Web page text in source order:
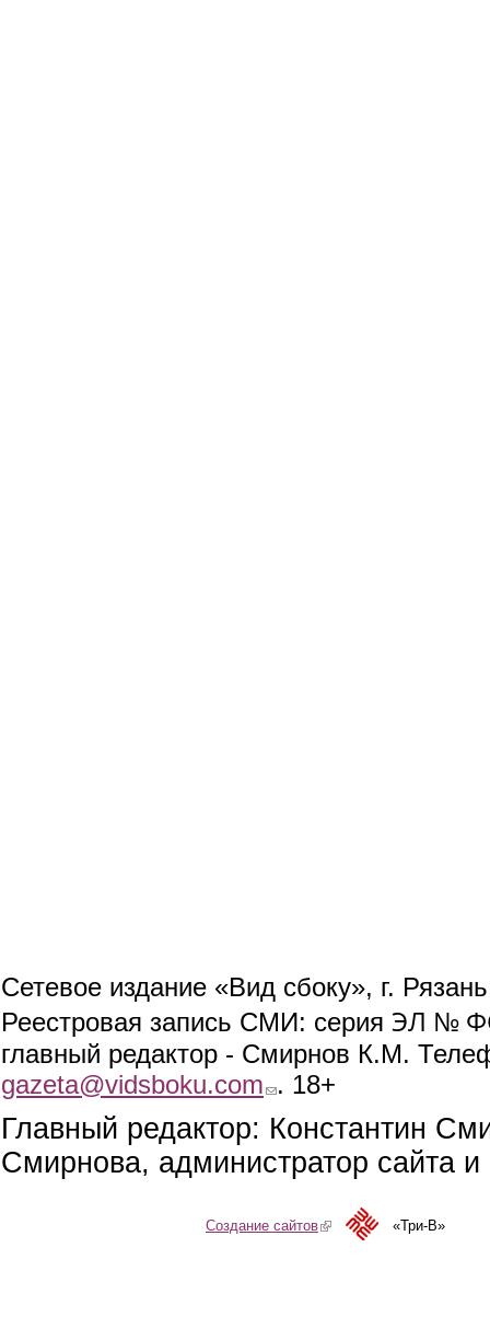
Сетевое издание «Вид сбоку», г.
Реестровая запись СМИ: серия ЭЛ №
главный редактор - Смирнов К.М.
gazeta@vidsboku.com (link sends e-mail)
. 18+
Главный редактор: Константин
Смирнова, администратор сайта
Создание сайтов(link is external)«Три-В»